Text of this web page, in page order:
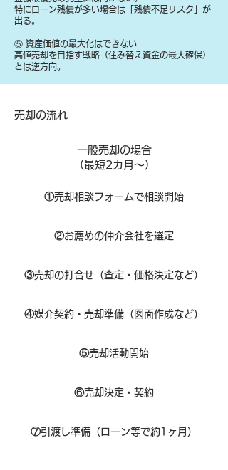
特にローン残債が多い場合は「残債不足リスク」が
出る。
⑤ 資産価値の最大化はできない
高値売却を目指す戦略（住み替え資金の最大確保）
とは逆方向。
​売却の流れ
一般売却の場合
​（最短2カ月～）
①​売却相談フォームで相談開始
②お薦めの仲介会社を選定
③売却の打合せ（査定・価格決定など）
④媒介契約・売却準備（図面作成など）
⑤売却活動開始
⑥売却決定・契約
⑦引渡し準備（ローン等で約1ヶ月）